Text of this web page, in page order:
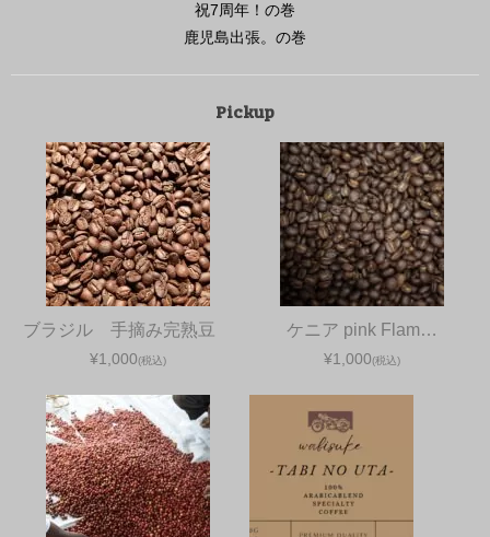
祝7周年！の巻
鹿児島出張。の巻
Pickup
ブラジル 手摘み完熟豆
¥1,000(税込)
ケニア pink Flam…
¥1,000(税込)